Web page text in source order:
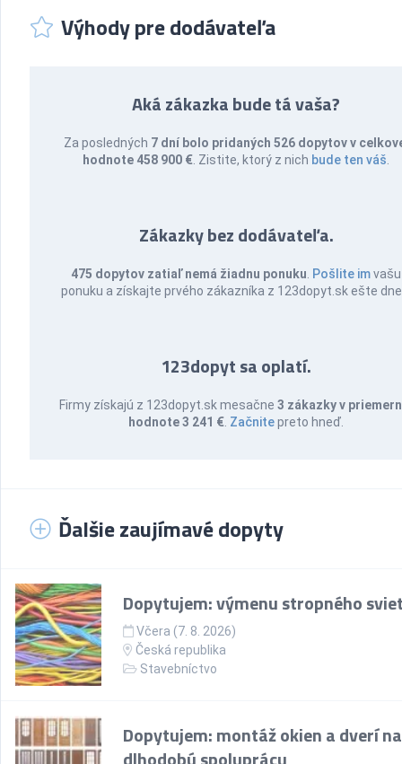
Výhody pre dodávateľa
Aká zákazka bude tá vaša?
Za posledných 7 dní bolo pridaných 526 dopytov v
hodnote 458 900 € . Zistite, ktorý z nich bude ten váš
Zákazky bez dodávateľa.
475 dopytov zatiaľ nemá žiadnu ponuku Pošlite imvašu
ponuku a získajte prvého zákazníka z 123dopyt.sk ešte
123dopyt sa oplatí.
Firmy získajú z 123dopyt.sk mesačne3 zákazky v
hodnote 3 241 € Začnitepreto hneď.
Ďalšie zaujímavé dopyty
Dopytujem: výmenu stropného
Včera (7. 8. 2026)
Česká republika
Stavebníctvo
Dopytujem: montáž okien a dverí na